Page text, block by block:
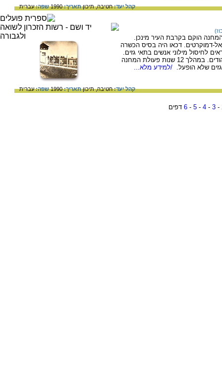
קהל יעד:חטיבה,תיכוןתאריך:1990 שפה:עברית
הוקם בקרבת העיר מינכן.
דמוקרטים. דכאו היה בסיס הכשרה
לחיסול מילוני אנשים בתאי גזים.
לאחר ליל הבדולח נעצרו במחנה כ 10,000 יהודים. במהלך 12 שנות פעולת המחנה
/למידע מלא...
קהל יעד:חטיבה,תיכוןתאריך:1990 שפה:עברית
-
3
-
4
-
5
-
6 דפים